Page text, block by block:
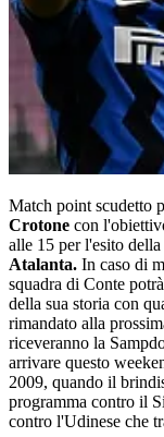
Match point scudetto
Crotone con
alle 15 per l'esito
Atalanta. In caso di
squadra di Conte
della sua storia con
rimandato alla
riceveranno la
arrivare questo
2009, quando il
programma contro il
contro l'Udinese che